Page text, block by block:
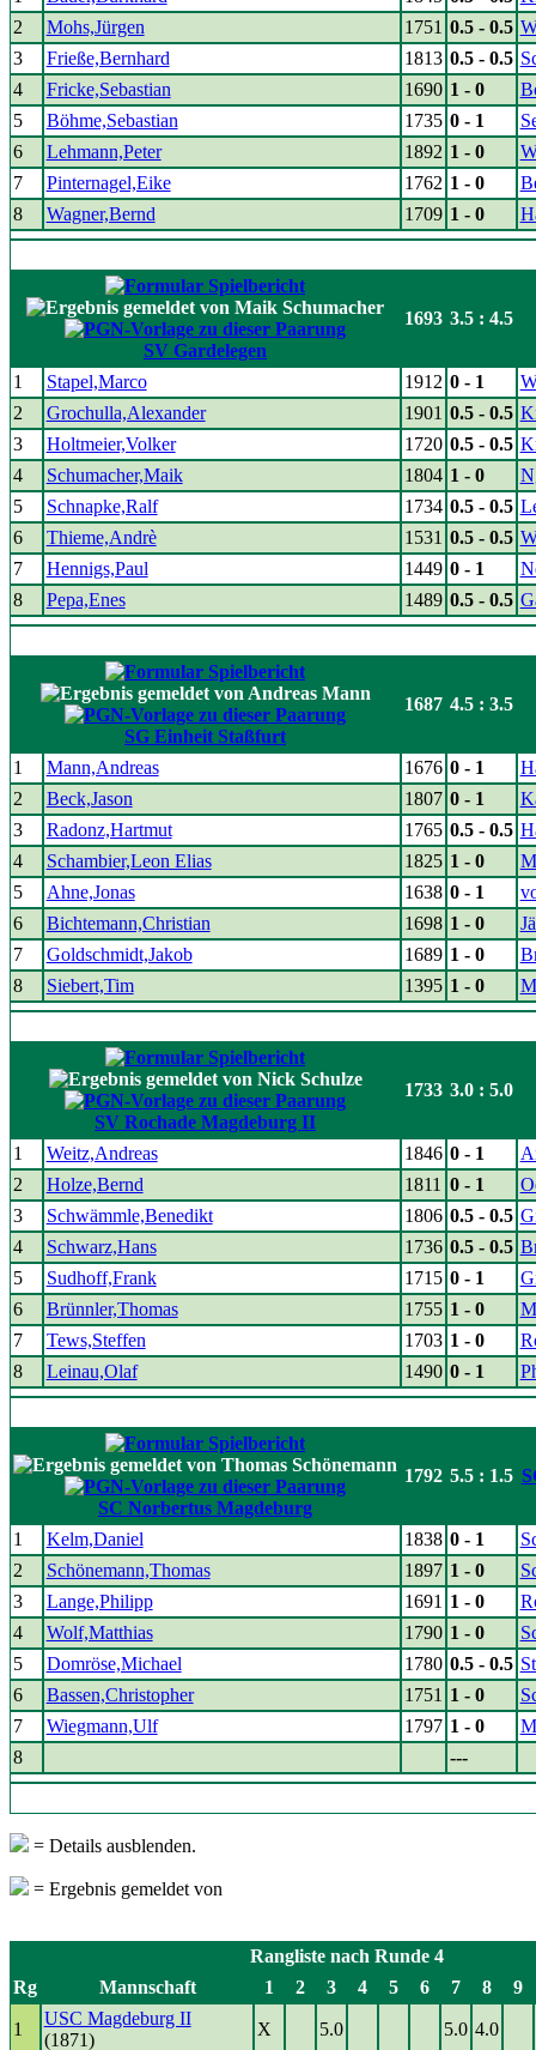
2
Mohs,Jürgen 1751 0.5 - 0.5
3
Frieße,Bernhard 1813 0.5 - 0.5
4
Fricke,Sebastian 1690 1 - 0
5
Böhme,Sebastian 1735 0 - 1
6
Lehmann,Peter 1892 1 - 0
7
Pinternagel,Eike 1762 1 - 0
8
Wagner,Bernd 1709 1 - 0
SV Gardelegen
1693 3.5 : 4.5
1 Stapel,Marco 1912 0 - 1
2
Grochulla,Alexander 1901 0.5 - 0.5
3
Holtmeier,Volker 1720 0.5 - 0.5
4
Schumacher,Maik 1804 1 - 0
5
Schnapke,Ralf 1734 0.5 - 0.5
6
Thieme,Andrè 1531 0.5 - 0.5
7
Hennigs,Paul 1449 0 - 1
8
Pepa,Enes 1489 0.5 - 0.5
SG Einheit Staßfurt
1687 4.5 : 3.5
1 Mann,Andreas 1676 0 - 1
2
Beck,Jason 1807 0 - 1
3
Radonz,Hartmut 1765 0.5 - 0.5
4
Schambier,Leon Elias 1825 1 - 0
5
Ahne,Jonas 1638 0 - 1
6
Bichtemann,Christian 1698 1 - 0
7
Goldschmidt,Jakob 1689 1 - 0
8
Siebert,Tim 1395 1 - 0
SV Rochade Magdeburg II
1733 3.0 : 5.0
1 Weitz,Andreas 1846 0 - 1
2
Holze,Bernd 1811 0 - 1
3
Schwämmle,Benedikt 1806 0.5 - 0.5
4
Schwarz,Hans 1736 0.5 - 0.5
5
Sudhoff,Frank 1715 0 - 1
6
Brünnler,Thomas 1755 1 - 0
7
Tews,Steffen 1703 1 - 0
8
Leinau,Olaf 1490 0 - 1
SC Norbertus Magdeburg
1792 5.5 : 1.5
1 Kelm,Daniel 1838 0 - 1
2
Schönemann,Thomas 1897 1 - 0
3
Lange,Philipp 1691 1 - 0
4
Wolf,Matthias 1790 1 - 0
5
Domröse,Michael 1780 0.5 - 0.5
6
Bassen,Christopher 1751 1 - 0
7
Wiegmann,Ulf 1797 1 - 0
8
---
= Details ausblenden.
= Ergebnis gemeldet von
Rangliste nach Runde 4
Rg
Mannschaft 1 2 3 4 5 6 7 8 9
1
USC Magdeburg II
(1871)
X 5.0 5.0 4.0